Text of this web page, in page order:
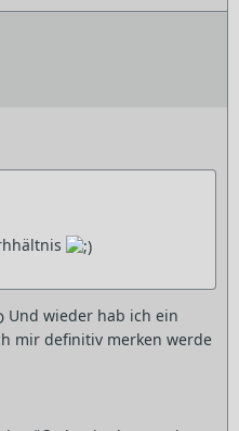
Und wieder hab ich ein
mir definitiv merken werde